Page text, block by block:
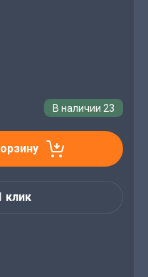
В наличии 23
клик